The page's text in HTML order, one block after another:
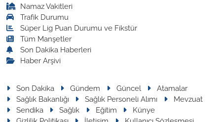
Namaz Vakitleri
Trafik Durumu
Süper Lig Puan Durumu ve Fikstür
Tüm Manşetler
Son Dakika Haberleri
Haber Arşivi
Son Dakika Gündem Güncel
Atamalar
Sağlık Bakanlığı
Sağlık Personeli Alımı
Mevzuat
Sendika
Sağlık Eğitim
Künye